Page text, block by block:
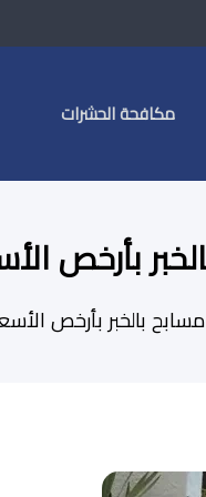
مكافحة الحشرات
بأرخص
بالخبر بأرخص